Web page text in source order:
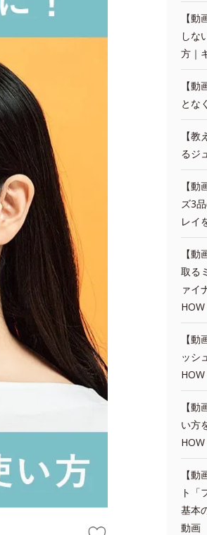
【
しな
方｜
【
とな
【
るジ
【
ズ3
レイ
【
取る
ァイ
【
ッシ
【
い方
【
ト「
基本
動画